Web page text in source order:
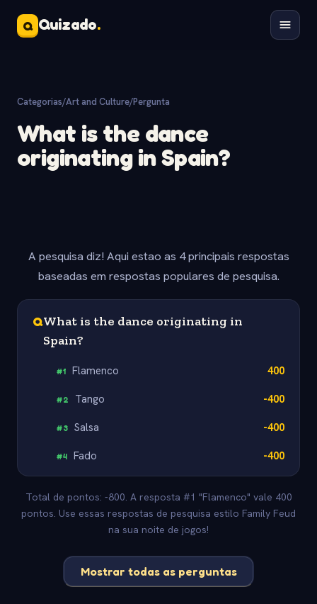
Q Quizado.
Categorias/Art and Culture/Pergunta
What is the dance
originating in Spain?
A pesquisa diz! Aqui estao as 4 principais respostas
baseadas em respostas populares de pesquisa.
QWhat is the dance originating in
Spain?
#1 Flamenco 400
#2 Tango -400
#3 Salsa -400
#4 Fado -400
Total de pontos: -800. A resposta #1 "Flamenco" vale 400
pontos. Use essas respostas de pesquisa estilo Family Feud
na sua noite de jogos!
Mostrar todas as perguntas